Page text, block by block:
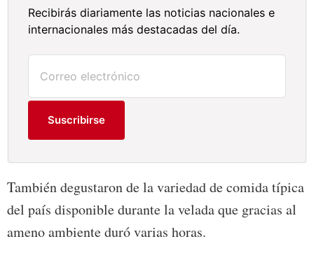
Recibirás diariamente las noticias nacionales e
internacionales más destacadas del día.
Suscribirse
También degustaron de la variedad de comida típica
del país disponible durante la velada que gracias al
ameno ambiente duró varias horas.